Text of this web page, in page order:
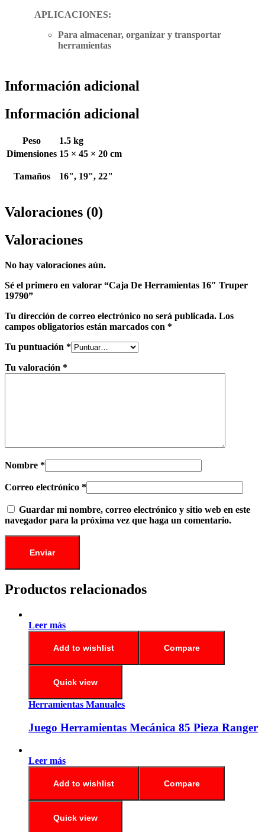
APLICACIONES:
Para almacenar, organizar y transportar
herramientas
Información adicional
Información adicional
Peso
1.5 kg
Dimensiones 15 × 45 × 20 cm
Tamaños 16", 19", 22"
Valoraciones (0)
Valoraciones
No hay valoraciones aún.
Sé el primero en valorar “Caja De Herramientas 16″ Truper
19790”
Tu dirección de correo electrónico no será publicada. Los
campos obligatorios están marcados con *
Tu puntuación *
Tu valoración *
Nombre *
Correo electrónico *
Guardar mi nombre, correo electrónico y sitio web en este
navegador para la próxima vez que haga un comentario.
Productos relacionados
Leer más
Add to wishlist Compare
Quick view
Herramientas Manuales
Juego Herramientas Mecánica 85 Pieza Ranger
Leer más
Add to wishlist Compare
Quick view